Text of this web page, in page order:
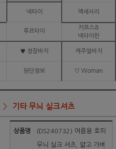
넥타이 액세서리
루프타이
커프스&
넥타이핀
♥ 정장바지 캐주얼바지
원단정보 ♡ Woman
기타 무늬 실크셔츠
상품명 (DS240732) 여름용 호피
무늬 실크 셔츠, 얇고 가벼